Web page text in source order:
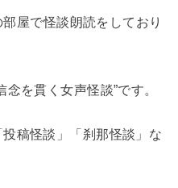
屋で怪談朗読をしており
を貫く女声怪談”です。
投稿怪談」「刹那怪談」な